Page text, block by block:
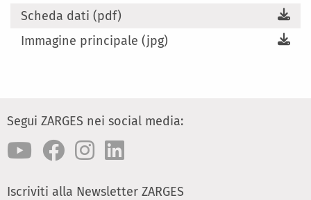
Scheda dati (pdf)
Immagine principale (jpg)
Segui ZARGES nei social media:
Iscriviti alla Newsletter ZARGES